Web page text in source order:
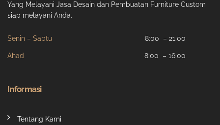
Yang Melayani Jasa Desain dan Pembuatan Furniture Custom
siap melayani Anda.
Senin – Sabtu 8:00 – 21:00
Ahad 8:00 – 16:00
Informasi
Tentang Kami